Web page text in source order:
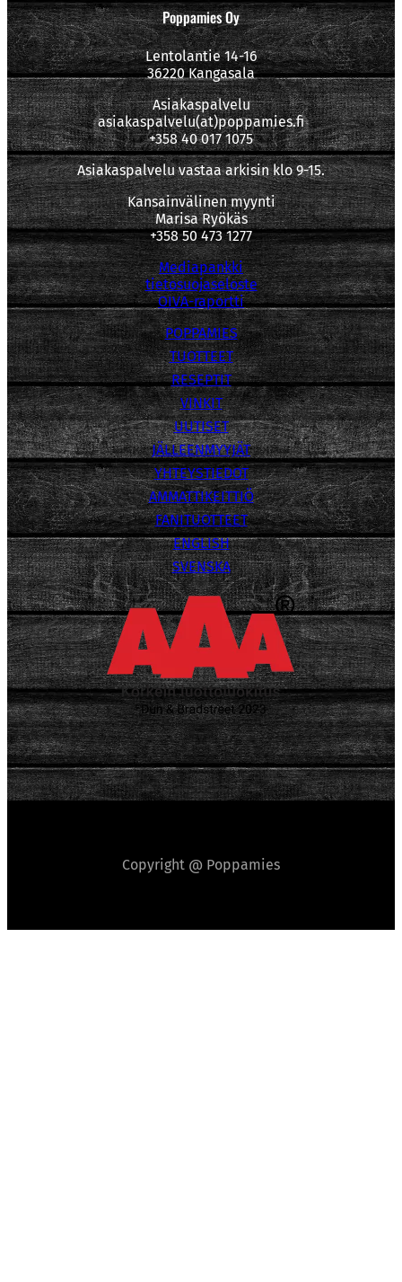
Poppamies Oy
Lentolantie 14-16
36220 Kangasala
Asiakaspalvelu
asiakaspalvelu(at)poppamies.fi
+358 40 017 1075
Asiakaspalvelu vastaa arkisin klo 9-15.
Kansainvälinen myynti
Marisa Ryökäs
+358 50 473 1277
Mediapankki
tietosuojaseloste
OIVA-raportti
POPPAMIES
TUOTTEET
RESEPTIT
VINKIT
UUTISET
JÄLLEENMYYJÄT
YHTEYSTIEDOT
AMMATTIKEITTIÖ
FANITUOTTEET
ENGLISH
SVENSKA
Copyright @ Poppamies